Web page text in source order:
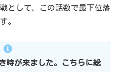
として、この話数で最下位落
。
時が来ました。
こちらに総